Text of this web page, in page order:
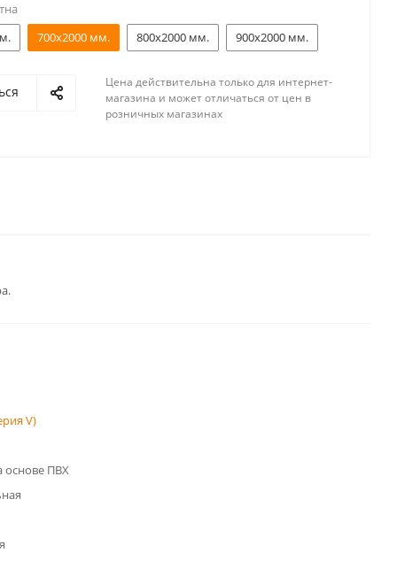
700x2000 мм. 800x2000 мм. 900x2000 мм.
Цена действительна только для интернет-
магазина и может отличаться от цен в
розничных магазинах
V)
основе ПВХ